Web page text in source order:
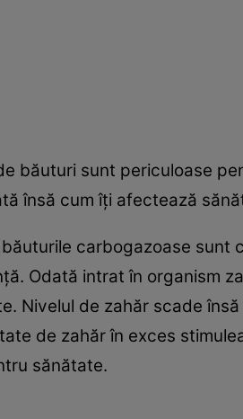
băuturi sunt periculoase
însă cum îţi afectează
carbogazoase sunt
Odată intrat în organism
Nivelul de zahăr scade
de zahăr în exces
sănătate.